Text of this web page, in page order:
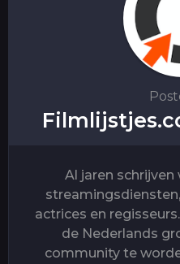
Al jaren
actrices en
de Nederlands
community te